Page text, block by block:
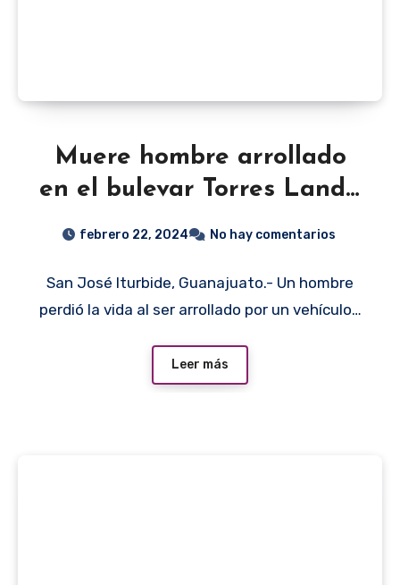
Muere hombre arrollado
en el bulevar Torres Landa
febrero 22, 2024 No hay comentarios
San José Iturbide, Guanajuato.- Un hombre
perdió la vida al ser arrollado por un vehículo…
Leer más